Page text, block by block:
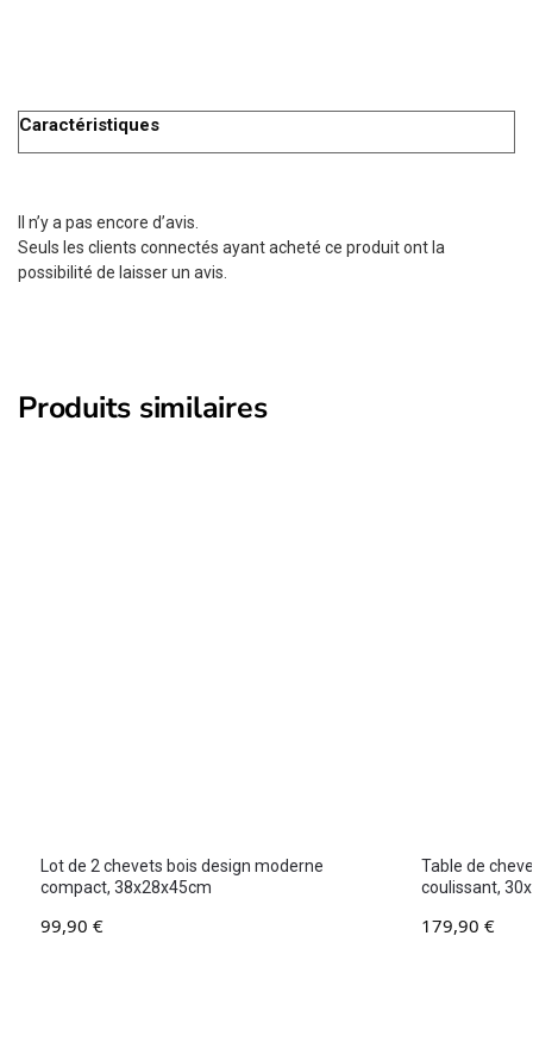
Caractéristiques
Il n’y a pas encore d’avis.
Seuls les clients connectés ayant acheté ce produit ont la
possibilité de laisser un avis.
Produits similaires
Lot de 2 chevets bois design moderne
compact, 38x28x45cm
99,90 €
Table de
coulissant,
179,90 €